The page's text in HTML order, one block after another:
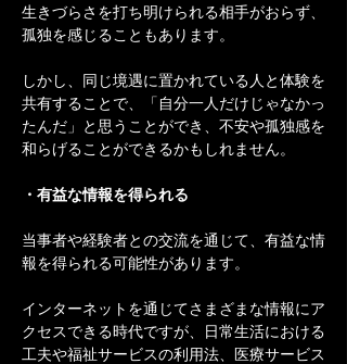
生きづらさを打ち明けられる相手がおらず、
孤独を感じることもあります。
しかし、同じ境遇に置かれている人と体験を
共有することで、「自分一人だけじゃなかっ
たんだ」と思うことができ、不安や孤独感を
和らげることができるかもしれません。
・有益な情報を得られる
当事者や経験者との交流を通じて、有益な情
報を得られる可能性があります。
インターネットを通じてさまざまな情報にア
クセスできる時代ですが、日常生活における
工夫や福祉サービスの利用法、医療サービス